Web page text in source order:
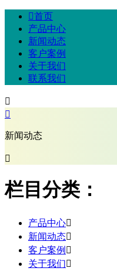
首页
产品中心
新闻动态
客户案例
关于我们
联系我们


新闻动态

栏目分类：
产品中心
新闻动态
客户案例 
关于我们